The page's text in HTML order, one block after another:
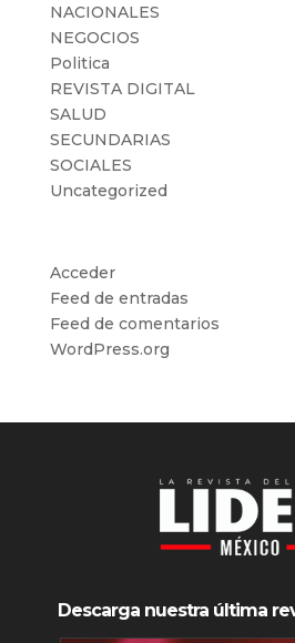
NACIONALES
NEGOCIOS
Politica
REVISTA DIGITAL
SALUD
SECUNDARIAS
SOCIALES
Uncategorized
Acceder
Feed de entradas
Feed de comentarios
WordPress.org
Descarga nuestra última